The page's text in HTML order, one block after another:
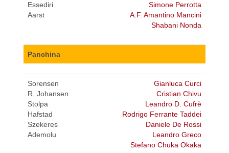
Essediri
Aarst
Simone Perrotta
A.F. Amantino Mancini
Shabani Nonda
Panchina
Sorensen
R. Johansen
Stolpa
Hafstad
Szekeres
Ademolu
Gianluca Curci
Cristian Chivu
Leandro D. Cufrè
Rodrigo Ferrante Taddei
Daniele De Rossi
Leandro Greco
Stefano Chuka Okaka